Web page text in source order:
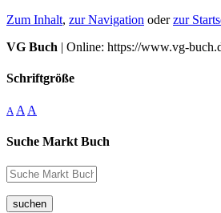
Zum Inhalt, zur Navigation oderzur
VG Buch | Online: https://www.vg-
Schriftgröße
A A A
Suche Markt Buch
suchen